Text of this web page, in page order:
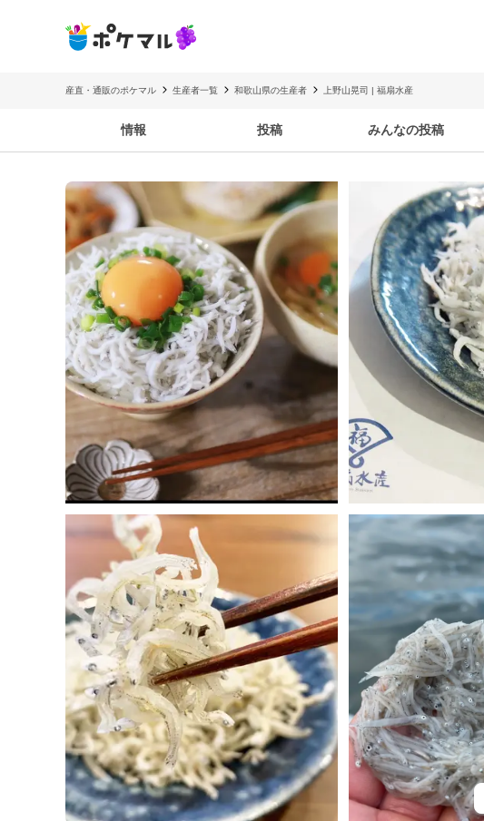
産直・通販のポケマル 生産者一覧 和歌山県の生産者 上野山晃司 | 福扇水産
情報 投稿 みんなの投稿